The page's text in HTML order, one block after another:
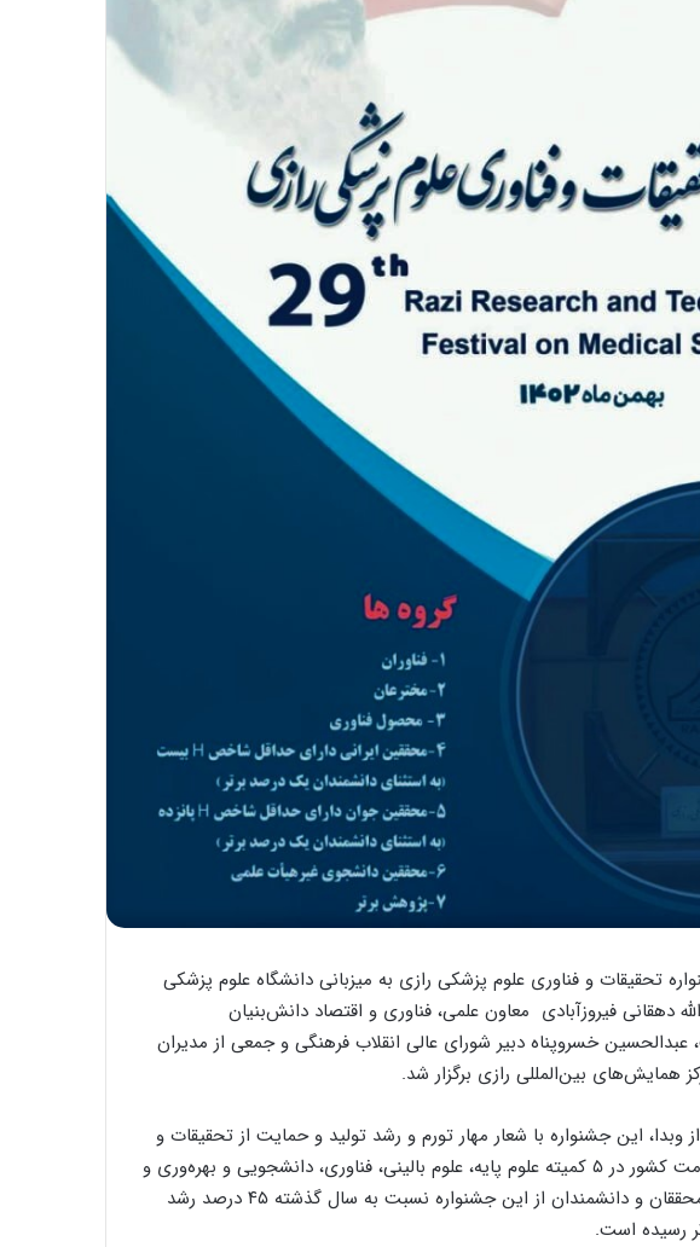
جشنواره تحقیقات و فناوری علوم پزشکی رازی به میزبانی دانشگاه علوم پزشکی
دهقانی فیروزآبادی معاون علمی، فناوری و اقتصاد دانش‌بنیان
عبدالحسین خسروپناه دبیر شورای عالی انقلاب فرهنگی و جمعی از مدیران
همایش‌های بین‌المللی رازی برگزار شد.
این جشنواره با شعار مهار تورم و رشد تولید و حمایت از تحقیقات و
فناوری‌ها در راستای حل مشکلات حوزه سلامت کشور در ۵ کمیته علوم پایه، علوم بالینی، فناوری، دانشجویی و بهره‌وری و
ارتقای سلامت برگزار شد و میزان مشارکت محققان و دانشمندان از این جشنواره نسبت به سال گذشته ۴۵ درصد رشد